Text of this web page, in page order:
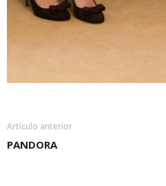
Artículo anterior
PANDORA